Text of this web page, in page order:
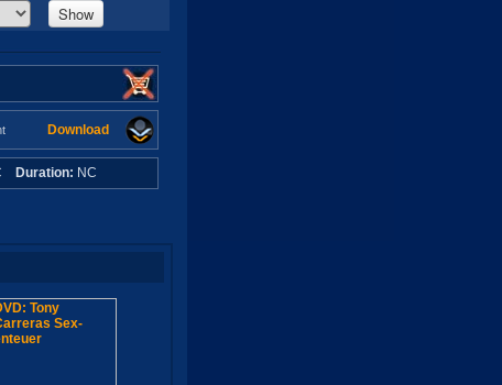
Show
Download
Duration: NC